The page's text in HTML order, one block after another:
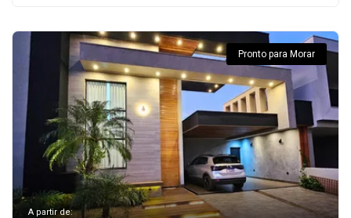
Pronto para Morar
A partir de: